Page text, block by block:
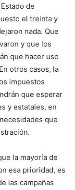
de
el treinta y
nada. Que
y que los
que hacer uso
otros casos, la
impuestos
que esperar
y estatales, en
que
la mayoría de
esa prioridad, es
las campañas